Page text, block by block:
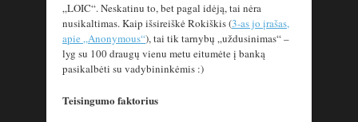
„LOIC“. Neskatinu to, bet pagal idėją, tai nėra
nusikaltimas. Kaip išsireiškė Rokiškis (3-as jo įrašas,
apie „Anonymous“), tai tik tarnybų „uždusinimas“ –
lyg su 100 draugų vienu metu eitumėte į banką
pasikalbėti su vadybininkėmis :)
Teisingumo faktorius